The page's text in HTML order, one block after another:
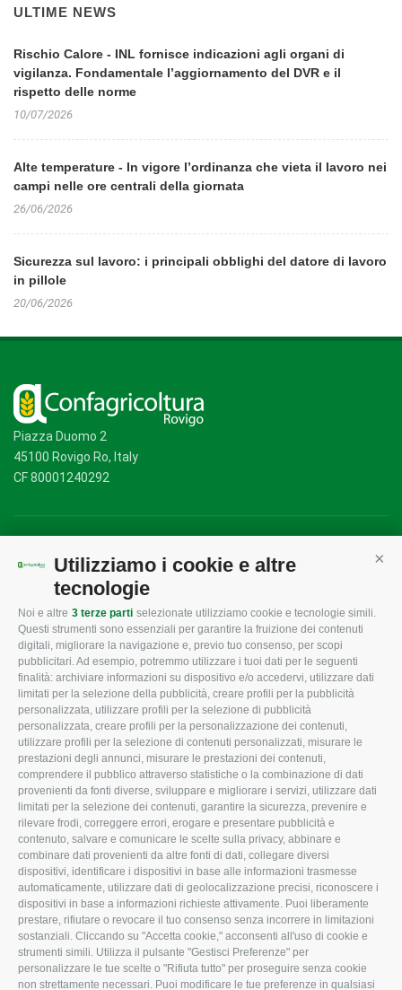
Utilizziamo i cookie e altre
tecnologie
Noi e altre 3 terze parti selezionate utilizziamo cookie e tecnologie simili.
Questi strumenti sono essenziali per garantire la fruizione dei contenuti
digitali, migliorare la navigazione e, previo tuo consenso, per scopi
pubblicitari. Ad esempio, potremmo utilizzare i tuoi dati per le seguenti
finalità: archiviare informazioni su dispositivo e/o accedervi, utilizzare dati
limitati per la selezione della pubblicità, creare profili per la pubblicità
personalizzata, utilizzare profili per la selezione di pubblicità
personalizzata, creare profili per la personalizzazione dei contenuti,
utilizzare profili per la selezione di contenuti personalizzati, misurare le
prestazioni degli annunci, misurare le prestazioni dei contenuti,
comprendere il pubblico attraverso statistiche o la combinazione di dati
provenienti da fonti diverse, sviluppare e migliorare i servizi, utilizzare dati
limitati per la selezione dei contenuti, garantire la sicurezza, prevenire e
rilevare frodi, correggere errori, erogare e presentare pubblicità e
contenuto, salvare e comunicare le scelte sulla privacy, abbinare e
combinare dati provenienti da altre fonti di dati, collegare diversi
dispositivi, identificare i dispositivi in base alle informazioni trasmesse
automaticamente, utilizzare dati di geolocalizzazione precisi, riconoscere i
dispositivi in base a informazioni richieste attivamente. Puoi liberamente
prestare, rifiutare o revocare il tuo consenso senza incorrere in limitazioni
sostanziali. Cliccando su "Accetta cookie," acconsenti all'uso di cookie e
strumenti simili. Utilizza il pulsante "Gestisci Preferenze" per
personalizzare le tue scelte o "Rifiuta tutto" per proseguire senza cookie
non strettamente necessari. Puoi modificare le tue preferenze in qualsiasi
ULTIME NEWS
Rischio Calore - INL fornisce indicazioni agli organi di
vigilanza. Fondamentale l’aggiornamento del DVR e il
rispetto delle norme
10/07/2026
Alte temperature - In vigore l’ordinanza che vieta il lavoro nei
campi nelle ore centrali della giornata
26/06/2026
Sicurezza sul lavoro: i principali obblighi del datore di lavoro
in pillole
20/06/2026
Piazza Duomo 2
45100 Rovigo Ro, Italy
CF 80001240292
CONFAGRICOLTURA
ROVIGO
L'Associazione
Missione e Progetto
Organigramma aziendale
I Nostri Servizi
Uffici della Sede
provinciale
Le Sedi di Zona
Agricoltori S.r.l.
Whistleblowing
Confagricoltura Rovigo e
Agricoltori srl
CONFAGRICOLTURA
INFORMA
Tecnico
Fiscale
Lavoro
Ambiente
Associazione
CONFAGRICOLTURA
ATTIVA
Notizie in evidenza
Eventi
Comunicati Stampa
Video
Iscrizione Newsletter